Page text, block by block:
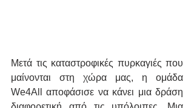
Μετά τις καταστροφικές πυρκαγιές που
μαίνονται στη χώρα μας, η ομάδα
We4All αποφάσισε να κάνει μια δράση